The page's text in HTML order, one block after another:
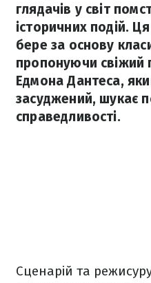
глядачів у світ
історичних подій.
бере за основу
пропонуючи свіжий
Едмона Дантеса,
засуджений, шукає
справедливості.
Сценарій та